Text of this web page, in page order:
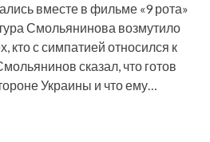
вместе в фильме «9 рота»
Смольянинова возмутило
кто с симпатией относился к
сказал, что готов
Украины и что ему…